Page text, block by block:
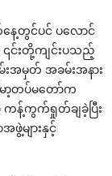
ေ့တွင်ပင် ပ‌လောင်
၎င်းတို့ကျင်းပသည့်
အမှတ် အခမ်းအနား
မာ့တပ်မ‌တော်က
ကန့်ကွက်ရှုတ်ချခဲ့ပြီး
ဖွဲ့များနှင့်